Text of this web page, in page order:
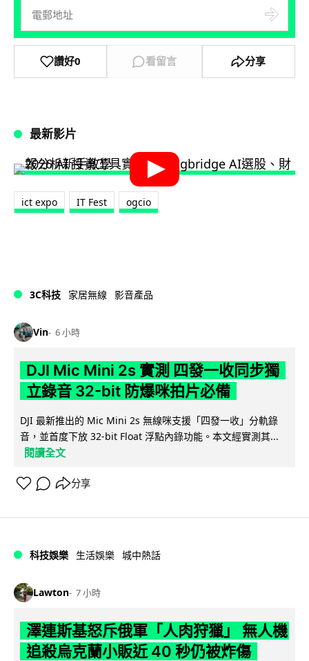
讚好0 看留言 分享
最新影片
ict expo IT Fest ogcio
3C科技 家居無線 影音產品
Vin 6 小時
DJI Mic Mini 2s 實測 四發一收同步獨
立錄音 32-bit 防爆咪拍片必備
DJI 最新推出的 Mic Mini 2s 無線咪支援「四發一收」分軌錄
音，並首度下放 32-bit Float 浮點內錄功能。本文經實測其...
閱讀全文
分享
科技娛樂 生活娛樂 城中熱話
Lawton 7 小時
澤連斯基怒斥俄軍「人肉狩獵」 無人機
追殺烏克蘭小販近 40 秒仍被炸傷